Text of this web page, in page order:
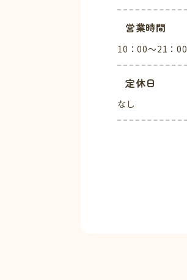
営業時間
10：00～21：00
定休日
なし